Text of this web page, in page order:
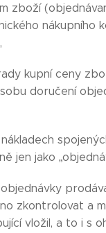
zboží
nákupního
kupní ceny
doručení
jen jako
zkontrolovat a
vložil, a to i s